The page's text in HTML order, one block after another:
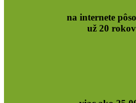
na internete
už 20 rokov